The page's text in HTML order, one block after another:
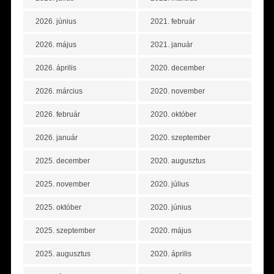
2026. június
2026. május
2026. április
2026. március
2026. február
2026. január
2025. december
2025. november
2025. október
2025. szeptember
2025. augusztus
2021. február
2021. január
2020. december
2020. november
2020. október
2020. szeptember
2020. augusztus
2020. július
2020. június
2020. május
2020. április